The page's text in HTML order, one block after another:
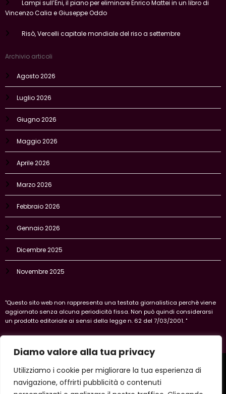
Diamo valore alla tua privacy
Utilizziamo i cookie per migliorare la tua esperienza di
navigazione, offrirti pubblicità o contenuti
Lampi sull’Eni, il piano per eliminare Enrico Mattei in un libro di
Vincenzo Calia e Giuseppe Oddo
Risò, Vercelli capitale mondiale del riso a settembre
Archivio articoli
Agosto 2026
Luglio 2026
Giugno 2026
Maggio 2026
Aprile 2026
Marzo 2026
Febbraio 2026
Gennaio 2026
Dicembre 2025
Novembre 2025
"Questo sito web non rappresenta una testata giornalistica perchè viene
aggiornato senza alcuna periodicità fissa. Non può quindi considerarsi
un prodotto editoriale ai sensi della legge n. 62 del 7/03/2001. "
Vercelli
Copyright 2026 IlVercellese | Powered By